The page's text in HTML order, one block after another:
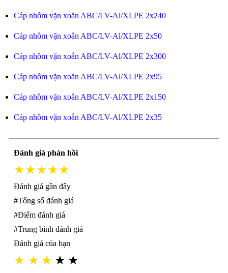
Cáp nhôm vặn xoắn ABC/LV-Al/XLPE 2x240
Cáp nhôm vặn xoắn ABC/LV-Al/XLPE 2x50
Cáp nhôm vặn xoắn ABC/LV-Al/XLPE 2x300
Cáp nhôm vặn xoắn ABC/LV-Al/XLPE 2x95
Cáp nhôm vặn xoắn ABC/LV-Al/XLPE 2x150
Cáp nhôm vặn xoắn ABC/LV-Al/XLPE 2x35
Đánh giá phản hồi
★★★★★
Đánh giá gần đây
#Tổng số đánh giá
#Điểm đánh giá
#Trung bình đánh giá
Đánh giá của bạn
★ ★ ★ ★ ★